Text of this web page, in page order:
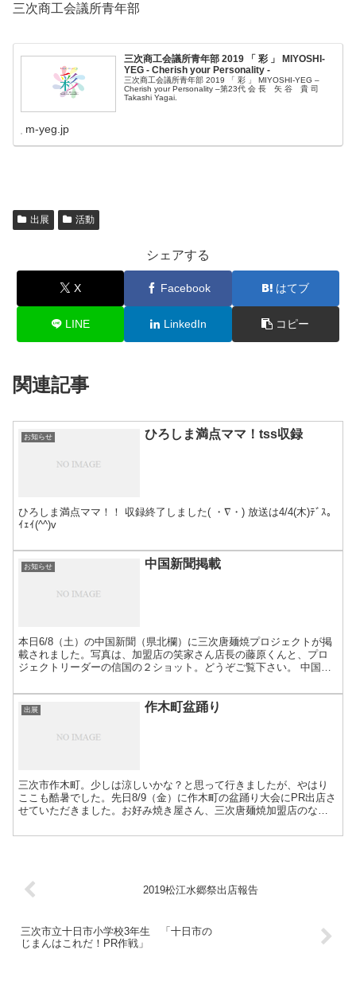
三次商工会議所青年部
三次商工会議所青年部 2019 「 彩 」 MIYOSHI-
YEG - Cherish your Personality -
三次商工会議所青年部 2019 「 彩 」 MIYOSHI-YEG –
Cherish your Personality –第23代 会 長 矢 谷 貴 司
Takashi Yagai.
m-yeg.jp
出展 活動
シェアする
X Facebook はてブ
LINE LinkedIn コピー
関連記事
お知らせ ひろしま満点ママ！tss収録
ひろしま満点ママ！！ 収録終了しました( ・∇・) 放送は4/4(木)ﾃﾞｽ。
ｲｪｲ(^^)v
お知らせ 中国新聞掲載
本日6/8（土）の中国新聞（県北欄）に三次唐麺焼プロジェクトが掲
載されました。写真は、加盟店の笑家さん店長の藤原くんと、プロ
ジェクトリーダーの信国の２ショット。どうぞご覧下さい。 中国新
出展 作木町盆踊り
三次市作木町。少しは涼しいかな？と思って行きましたが、やはり
ここも酷暑でした。先日8/9（金）に作木町の盆踊り大会にPR出店さ
せていただきました。お好み焼き屋さん、三次唐麺焼加盟店のない
2019松江水郷祭出店報告
三次市立十日市小学校3年生 「十日市の
じまんはこれだ！PR作戦」